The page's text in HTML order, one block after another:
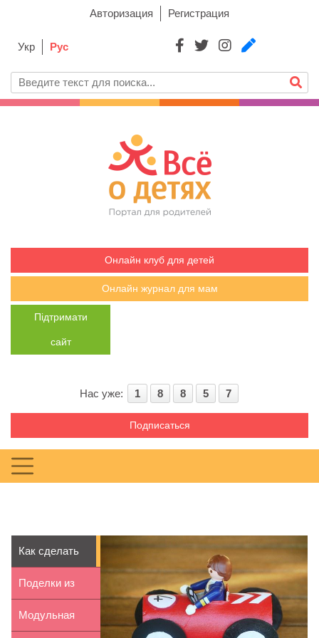
Авторизация Регистрация
Укр Рус
Онлайн клуб для детей
Онлайн журнал для мам
Підтримати
сайт
Нас уже: 1 8 8 5 7
Подписаться
Как сделать
гоночную
машину сво...
Поделки из
шишек: идеи
Модульная